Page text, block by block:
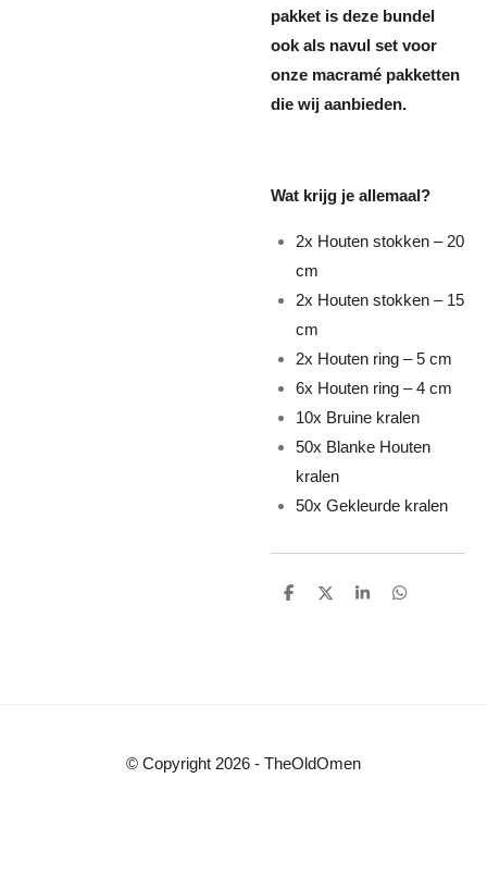
pakket is deze bundel
ook als navul set voor
onze macramé pakketten
die wij aanbieden.
Wat krijg je allemaal?
2x Houten stokken – 20
cm
2x Houten stokken – 15
cm
2x Houten ring – 5 cm
6x Houten ring – 4 cm
10x Bruine kralen
50x Blanke Houten
kralen
50x Gekleurde kralen
D
D
S
D
© Copyright 2026 - TheOldOmen